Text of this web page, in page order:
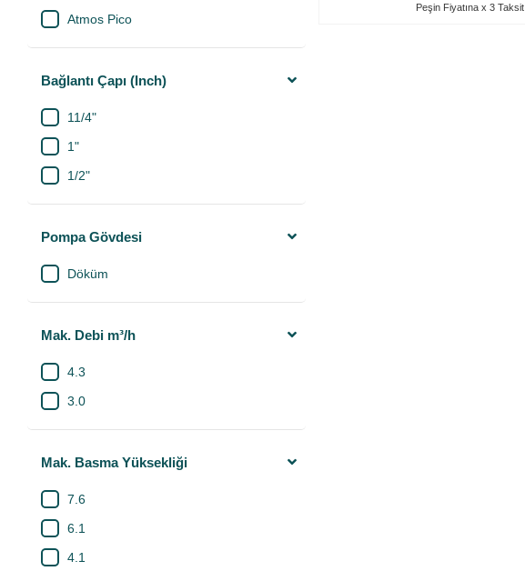
Atmos Pico
Bağlantı Çapı (Inch)
11/4"
1"
1/2"
Pompa Gövdesi
Döküm
Mak. Debi m³/h
4.3
3.0
Mak. Basma Yüksekliği
7.6
6.1
4.1
Peşin Fiyatına x 3 Taksit